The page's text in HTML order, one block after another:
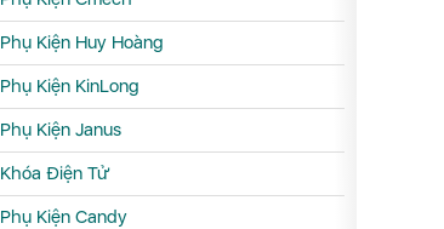
Phụ Kiện Huy Hoàng
Phụ Kiện KinLong
Phụ Kiện Janus
Khóa Điện Tử
Phụ Kiện Candy